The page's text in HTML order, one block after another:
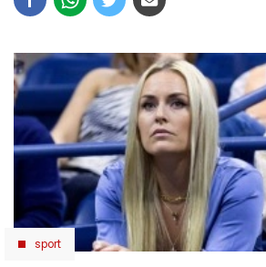
sport